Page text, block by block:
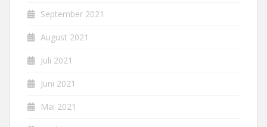
September 2021
August 2021
Juli 2021
Juni 2021
Mai 2021